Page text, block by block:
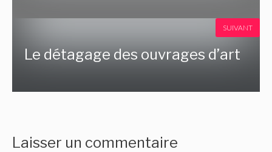
Le détagage des ouvrages d’art
SUIVANT
Laisser un commentaire